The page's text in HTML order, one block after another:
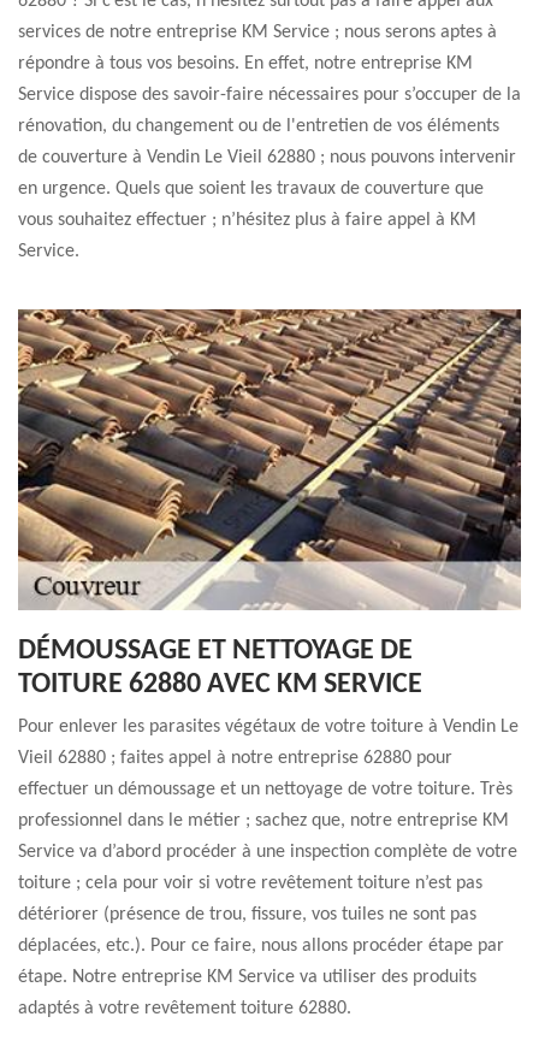
services de notre entreprise KM Service ; nous serons aptes à
répondre à tous vos besoins. En effet, notre entreprise KM
Service dispose des savoir-faire nécessaires pour s’occuper de la
rénovation, du changement ou de l'entretien de vos éléments
de couverture à Vendin Le Vieil 62880 ; nous pouvons intervenir
en urgence. Quels que soient les travaux de couverture que
vous souhaitez effectuer ; n’hésitez plus à faire appel à KM
Service.
DÉMOUSSAGE ET NETTOYAGE DE
TOITURE 62880 AVEC KM SERVICE
Pour enlever les parasites végétaux de votre toiture à Vendin Le
Vieil 62880 ; faites appel à notre entreprise 62880 pour
effectuer un démoussage et un nettoyage de votre toiture. Très
professionnel dans le métier ; sachez que, notre entreprise KM
Service va d’abord procéder à une inspection complète de votre
toiture ; cela pour voir si votre revêtement toiture n’est pas
détériorer (présence de trou, fissure, vos tuiles ne sont pas
déplacées, etc.). Pour ce faire, nous allons procéder étape par
étape. Notre entreprise KM Service va utiliser des produits
adaptés à votre revêtement toiture 62880.